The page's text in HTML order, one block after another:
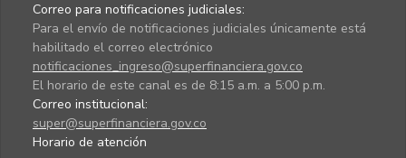
Correo para notificaciones judiciales:
Para el envío de notificaciones judiciales únicamente está
habilitado el correo electrónico
notificaciones_ingreso@superfinanciera.gov.co
El horario de este canal es de 8:15 a.m. a 5:00 p.m.
Correo institucional:
super@superfinanciera.gov.co
Horario de atención